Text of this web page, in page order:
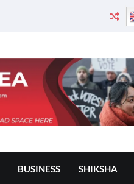
BUSINESS SHIKSHA